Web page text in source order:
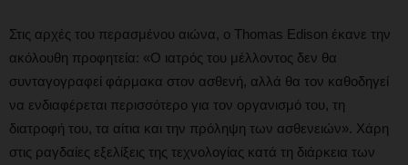
Στις αρχές του περασμένου αιώνα, ο Thomas Edison έκανε την
ακόλουθη προφητεία: «Ο ιατρός του μέλλοντος δεν θα
συνταγογραφεί φάρμακα στον ασθενή, αλλά θα τον καθοδηγεί
να ενδιαφέρεται περισσότερο για τον οργανισμό του, τη
διατροφή του, τα αίτια και την πρόληψη των ασθενειών». Χάρη
στις ραγδαίες εξελίξεις της τεχνολογίας κατά τη διάρκεια των